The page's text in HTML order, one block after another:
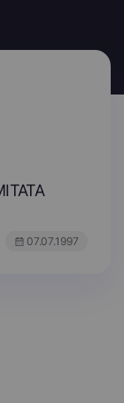
07.07.1997